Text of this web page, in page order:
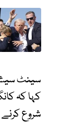
سینٹ
کہا کہ
شروع